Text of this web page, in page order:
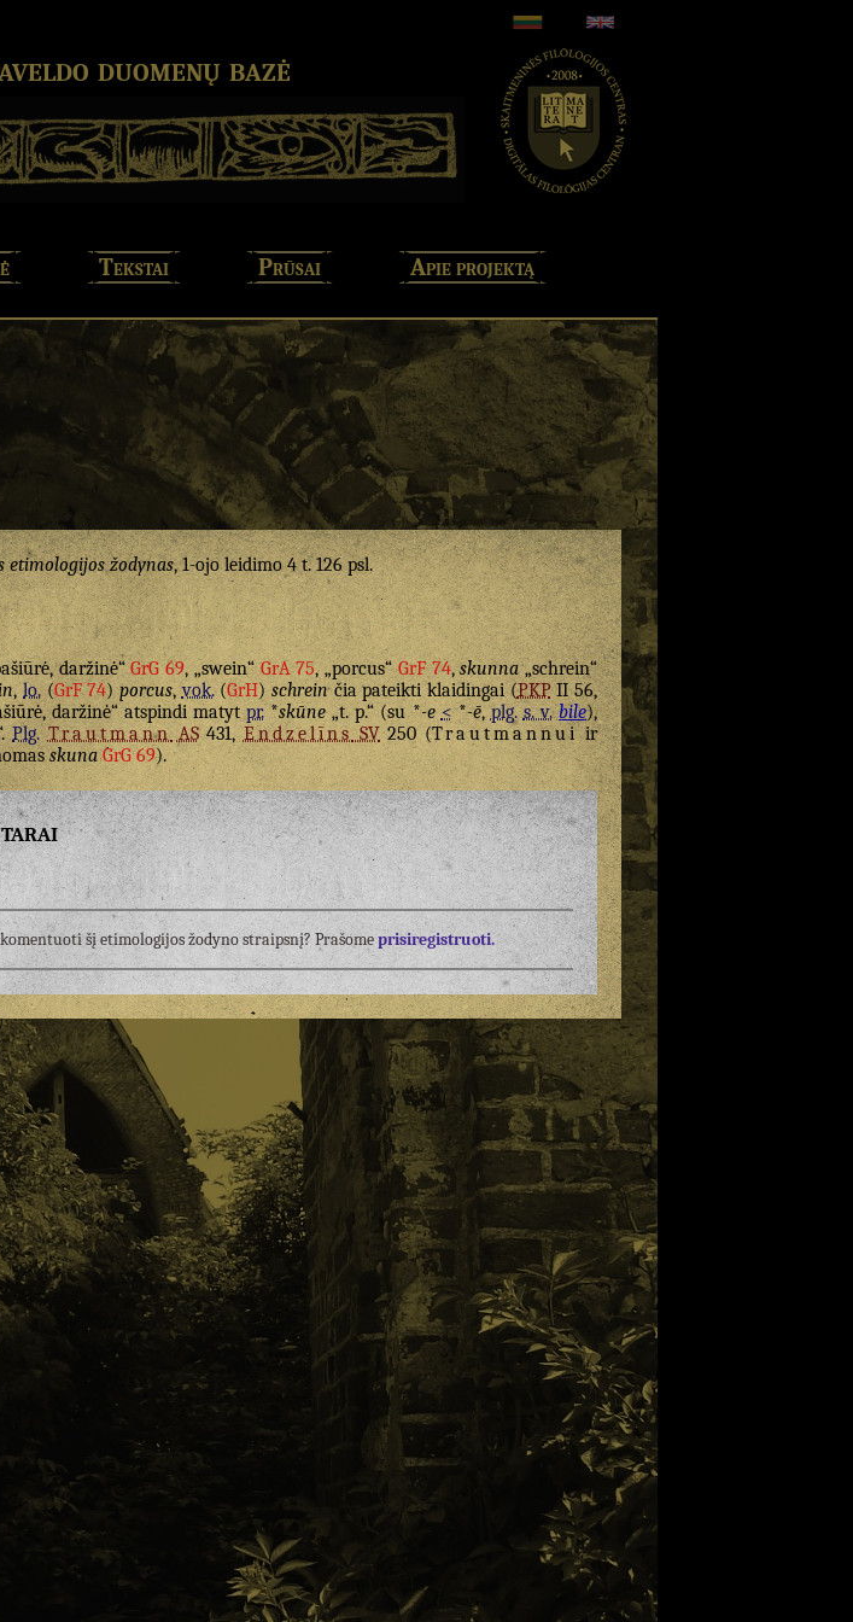
duomenų bazė
Tekstai Prūsai Apie projektą
etimologijos žodynas, 1-ojo leidimo 4 t. 126 psl.
daržinė“GrG 69, „swein“GrA 75, „porcus“GrF 74,skunna„schrein“
,lo.(GrF 74)porcus,vok.(GrH)schreinčia pateikti klaidingai (PKPII 56,
daržinė“ atspindi matytpr.*skūne„t. p.“ (su *-e <*-ē,plg. s. v. bile),
Plg. TrautmannAS431,Endzelīns SV250 (Trautmannuiir
skuna GrG 69).
šį etimologijos žodyno straipsnį? Prašomeprisiregistruoti.